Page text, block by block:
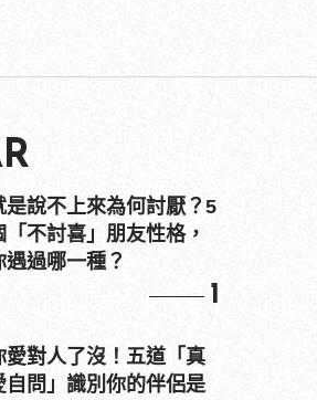
是說不上來為何討厭？5
「不討喜」朋友性格，
遇過哪一種？
1
愛對人了沒！五道「真
自問」識別你的伴侶是